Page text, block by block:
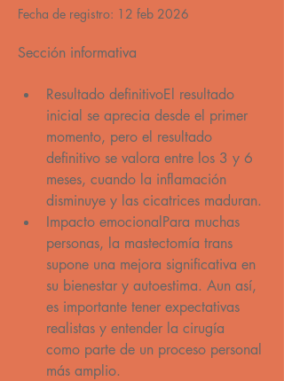
Fecha de registro: 12 feb 2026
Sección informativa
Resultado definitivoEl resultado
inicial se aprecia desde el primer
momento, pero el resultado
definitivo se valora entre los 3 y 6
meses, cuando la inflamación
disminuye y las cicatrices maduran.
Impacto emocionalPara muchas
personas, la mastectomía trans
supone una mejora significativa en
su bienestar y autoestima. Aun así,
es importante tener expectativas
realistas y entender la cirugía
como parte de un proceso personal
más amplio.